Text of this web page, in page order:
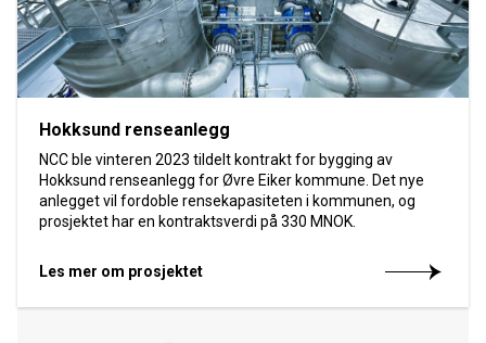
Hokksund renseanlegg
NCC ble vinteren 2023 tildelt kontrakt for bygging av
Hokksund renseanlegg for Øvre Eiker kommune. Det nye
anlegget vil fordoble rensekapasiteten i kommunen, og
prosjektet har en kontraktsverdi på 330 MNOK.
Les mer om prosjektet